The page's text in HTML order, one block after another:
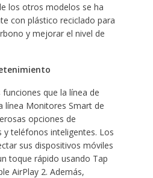
los otros modelos se ha
con plástico reciclado para
y mejorar el nivel de
que la línea de
línea Monitores Smart de
opciones de
y teléfonos inteligentes. Los
sus dispositivos móviles
toque rápido usando Tap
AirPlay 2. Además,